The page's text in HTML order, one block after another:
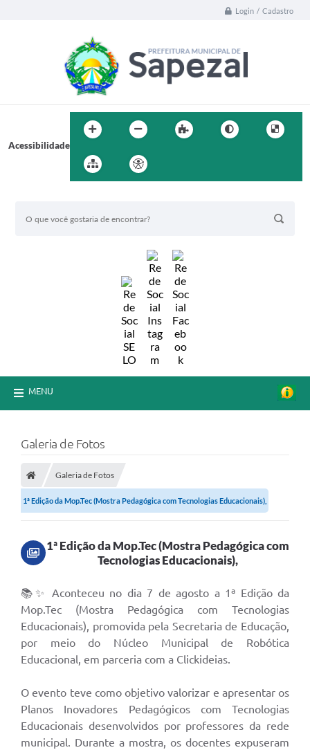
Login / Cadastro
Acessibilidade
MENU
Galeria de Fotos
Galeria de Fotos
1ª Edição da Mop.Tec (Mostra Pedagógica com Tecnologias Educacionais),
1ª Edição da Mop.Tec (Mostra Pedagógica com
Tecnologias Educacionais),
📚✨ Aconteceu no dia 7 de agosto a 1ª Edição da
Mop.Tec (Mostra Pedagógica com Tecnologias
Educacionais), promovida pela Secretaria de Educação,
por meio do Núcleo Municipal de Robótica
Educacional, em parceria com a Clickideias.
O evento teve como objetivo valorizar e apresentar os
Planos Inovadores Pedagógicos com Tecnologias
Educacionais desenvolvidos por professores da rede
municipal. Durante a mostra, os docentes expuseram